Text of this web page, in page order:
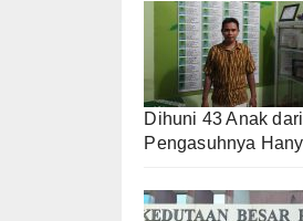
Dihuni 43 Anak
Pengasuhnya